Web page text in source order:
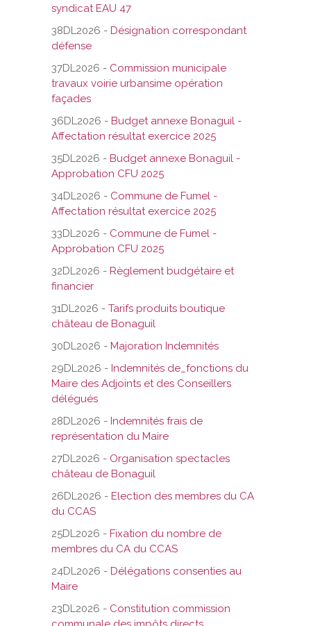
syndicat EAU 47
38DL2026 - Désignation correspondant
défense
37DL2026 - Commission municipale
travaux voirie urbansime opération
façades
36DL2026 - Budget annexe Bonaguil -
Affectation résultat exercice 2025
35DL2026 - Budget annexe Bonaguil -
Approbation CFU 2025
34DL2026 - Commune de Fumel -
Affectation résultat exercice 2025
33DL2026 - Commune de Fumel -
Approbation CFU 2025
32DL2026 - Règlement budgétaire et
financier
31DL2026 - Tarifs produits boutique
château de Bonaguil
30DL2026 - Majoration Indemnités
29DL2026 - Indemnités de_fonctions du
Maire des Adjoints et des Conseillers
délégués
28DL2026 - Indemnités frais de
représentation du Maire
27DL2026 - Organisation spectacles
château de Bonaguil
26DL2026 - Election des membres du CA
du CCAS
25DL2026 - Fixation du nombre de
membres du CA du CCAS
24DL2026 - Délégations consenties au
Maire
23DL2026 - Constitution commission